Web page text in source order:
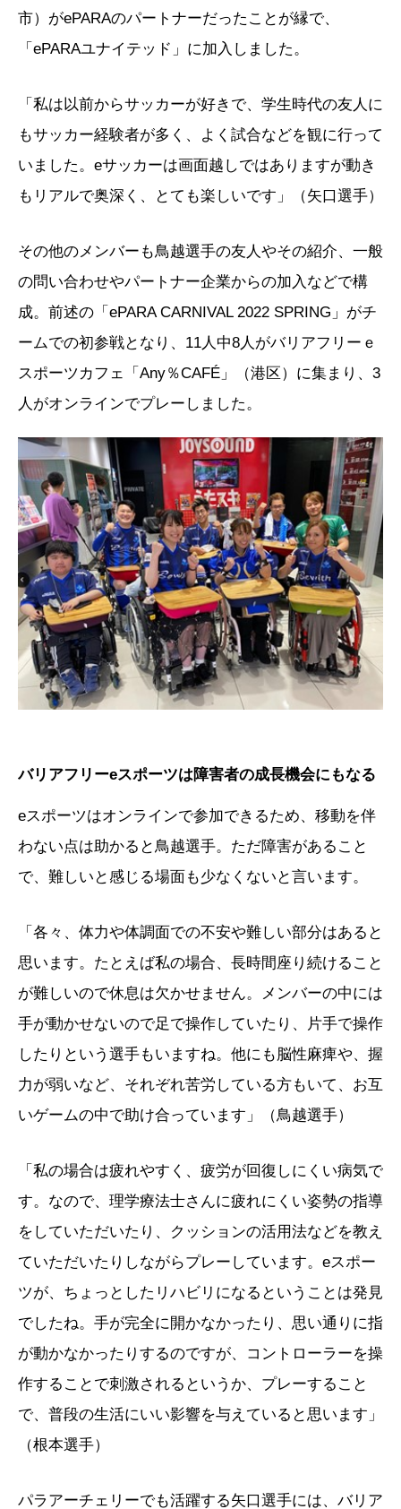
市）がePARAのパートナーだったことが縁で、
「ePARAユナイテッド」に加入しました。
「私は以前からサッカーが好きで、学生時代の友人に
もサッカー経験者が多く、よく試合などを観に行って
いました。eサッカーは画面越しではありますが動き
もリアルで奥深く、とても楽しいです」（矢口選手）
その他のメンバーも鳥越選手の友人やその紹介、一般
の問い合わせやパートナー企業からの加入などで構
成。前述の「ePARA CARNIVAL 2022 SPRING」がチ
ームでの初参戦となり、11人中8人がバリアフリーｅ
スポーツカフェ「Any％CAFÉ」（港区）に集まり、3
人がオンラインでプレーしました。
バリアフリーeスポーツは障害者の成長機会にもなる
eスポーツはオンラインで参加できるため、移動を伴
わない点は助かると鳥越選手。ただ障害があること
で、難しいと感じる場面も少なくないと言います。
「各々、体力や体調面での不安や難しい部分はあると
思います。たとえば私の場合、長時間座り続けること
が難しいので休息は欠かせません。メンバーの中には
手が動かせないので足で操作していたり、片手で操作
したりという選手もいますね。他にも脳性麻痺や、握
力が弱いなど、それぞれ苦労している方もいて、お互
いゲームの中で助け合っています」（鳥越選手）
「私の場合は疲れやすく、疲労が回復しにくい病気で
す。なので、理学療法士さんに疲れにくい姿勢の指導
をしていただいたり、クッションの活用法などを教え
ていただいたりしながらプレーしています。eスポー
ツが、ちょっとしたリハビリになるということは発見
でしたね。手が完全に開かなかったり、思い通りに指
が動かなかったりするのですが、コントローラーを操
作することで刺激されるというか、プレーすること
で、普段の生活にいい影響を与えていると思います」
（根本選手）
パラアーチェリーでも活躍する矢口選手には、バリア